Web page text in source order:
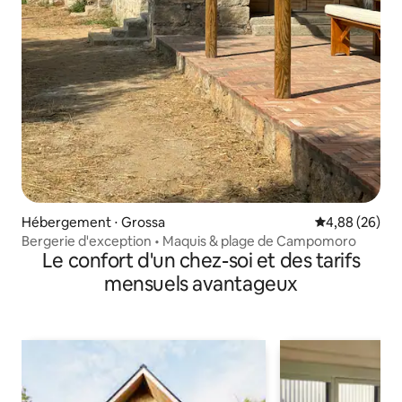
Hébergement ⋅ Grossa Évaluation
4,88 (26)
Bergerie d'exception • Maquis & plage de Campomoro
Le confort d'un chez-soi et des tarifs
mensuels avantageux